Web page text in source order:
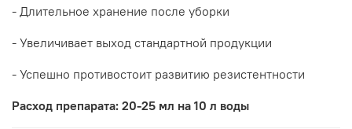
- Длительное хранение после уборки
- Увеличивает выход стандартной продукции
- Успешно противостоит развитию резистентности
Расход препарата: 20-25 мл на 10 л воды